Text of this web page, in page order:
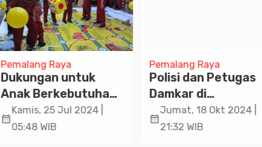
Pemalang Raya
Dukungan untuk
Anak Berkebutuhan
Khusus, Maxim
Rayakan Hari Anak
calendar_month
Kamis, 25 Jul 2024 |
05:48 WIB
Pemalang Raya
Polisi dan Petugas
Damkar di
Pekalongan Gerak
Cepat Padamkan
calendar_month
Jumat, 18 Okt 2024 |
21:32 WIB